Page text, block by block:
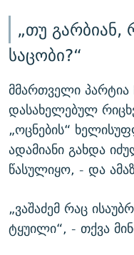
„თუ გარბიან,
საცობი?“
მმართველი პარტია
დასახელებულ
„ოცნების“
ადამიანი გახდა
წასულიყო, - და
„ვაშაძემ რაც
ტყუილი“, - თქვა